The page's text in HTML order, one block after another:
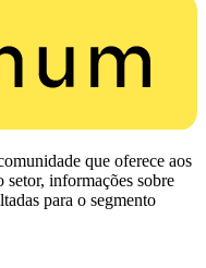
que oferece aos
informações sobre
para o segmento